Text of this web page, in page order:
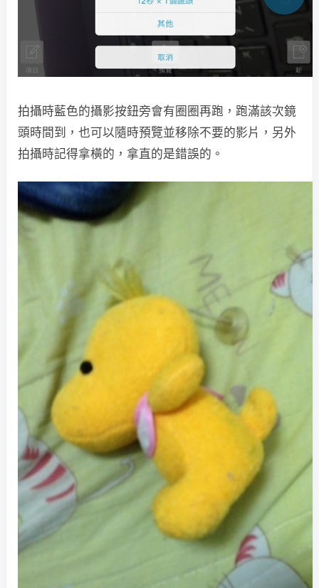
拍攝時藍色的攝影按鈕旁會有圈圈再跑，跑滿該次鏡
頭時間到，也可以隨時預覽並移除不要的影片，另外
拍攝時記得拿橫的，拿直的是錯誤的。